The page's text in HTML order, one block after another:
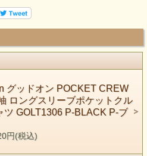
グッドオン POCKET CREW
ロングスリーブポケットクル
ツ GOLT1306 P-BLACK P-ブ
円(税込)